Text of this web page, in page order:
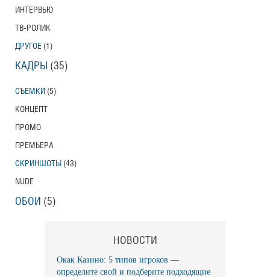
ИНТЕРВЬЮ
ТВ-РОЛИК
ДРУГОЕ (1)
КАДРЫ (35)
СЪЕМКИ (5)
КОНЦЕПТ
ПРОМО
ПРЕМЬЕРА
СКРИНШОТЫ (43)
NUDE
ОБОИ (5)
НОВОСТИ
Окак Казино: 5 типов игроков —
определите свой и подберите подходящие